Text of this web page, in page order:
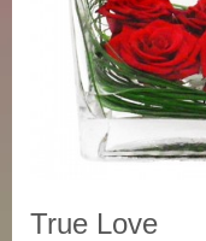
True Love